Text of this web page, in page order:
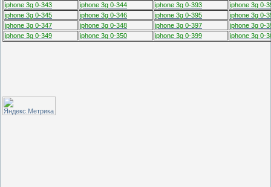
iphone 3g 0-343
iphone 3g 0-344 iphone 3g 0-393
iphone 3g 0-
iphone 3g 0-345
iphone 3g 0-346 iphone 3g 0-395
iphone 3g 0-
iphone 3g 0-347
iphone 3g 0-348 iphone 3g 0-397
iphone 3g 0-
iphone 3g 0-349
iphone 3g 0-350 iphone 3g 0-399 iphone 3g 0-